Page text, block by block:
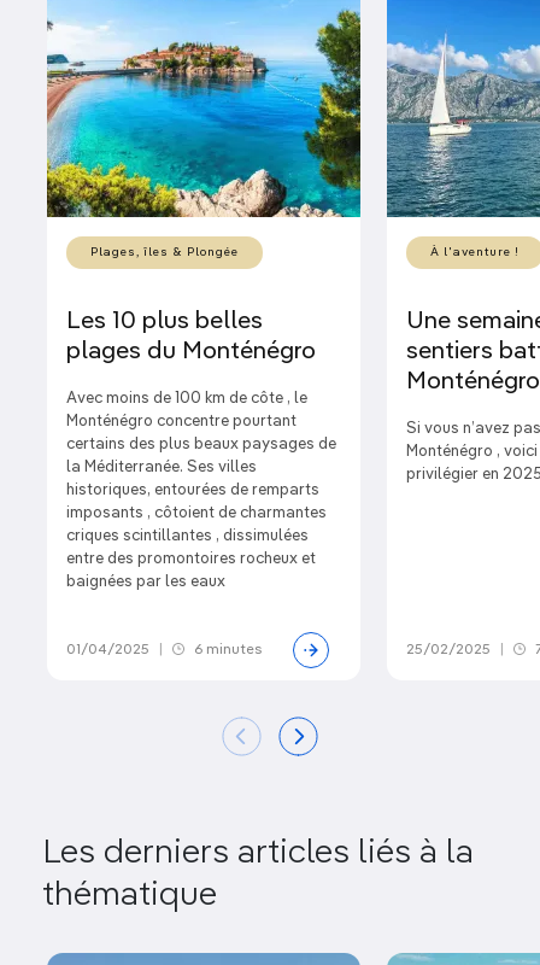
Plages, îles & Plongée
Les 10 plus belles
plages du Monténégro
Avec moins de 100 km de côte , le
Monténégro concentre pourtant
certains des plus beaux paysages de
la Méditerranée. Ses villes
historiques, entourées de remparts
imposants , côtoient de charmantes
criques scintillantes , dissimulées
entre des promontoires rocheux et
baignées par les eaux
01/04/2025 6 minutes
À l'aventure !
Une
sentiers
Monténégro
Si vous n’avez
Monténégro ,
privilégier en
25/02/2025
Les derniers articles liés à la
thématique